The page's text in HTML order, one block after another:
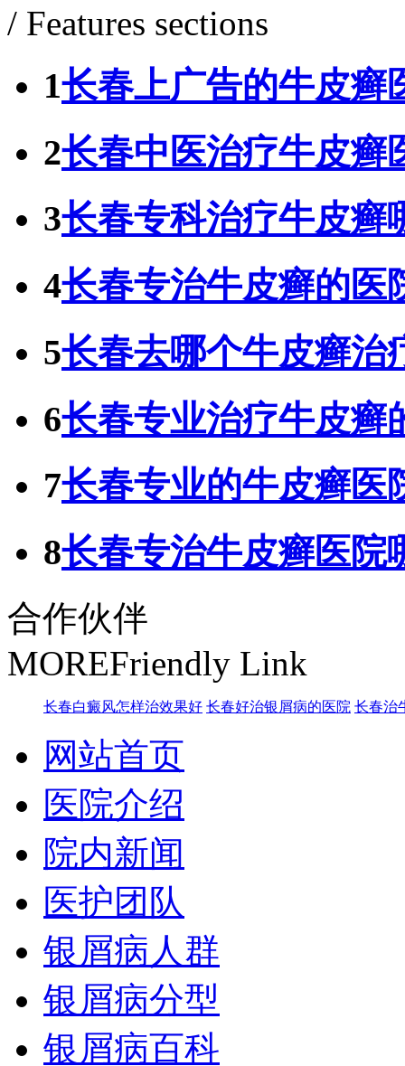
/ Features sections
1长春上广告的牛皮癣
2长春中医治疗牛皮癣
3长春专科治疗牛皮癣
4长春专治牛皮癣的医
5长春去哪个牛皮癣治
6长春专业治疗牛皮癣
7长春专业的牛皮癣医
8长春专治牛皮癣医院
合作伙伴
MOREFriendly Link
长春白癜风怎样治效果好 长春好治银屑病的医院 长春治
网站首页
医院介绍
院内新闻
医护团队
银屑病人群
银屑病分型
银屑病百科